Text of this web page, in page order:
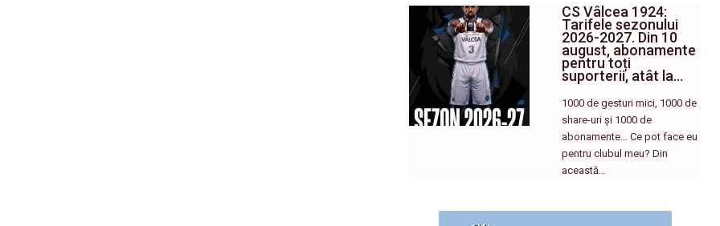
CS Vâlcea 1924:
Tarifele sezonului
2026-2027. Din 10
august, abonamente
pentru toți
suporterii, atât la…
1000 de gesturi mici, 1000 de
share-uri și 1000 de
abonamente… Ce pot face eu
pentru clubul meu? Din
această…